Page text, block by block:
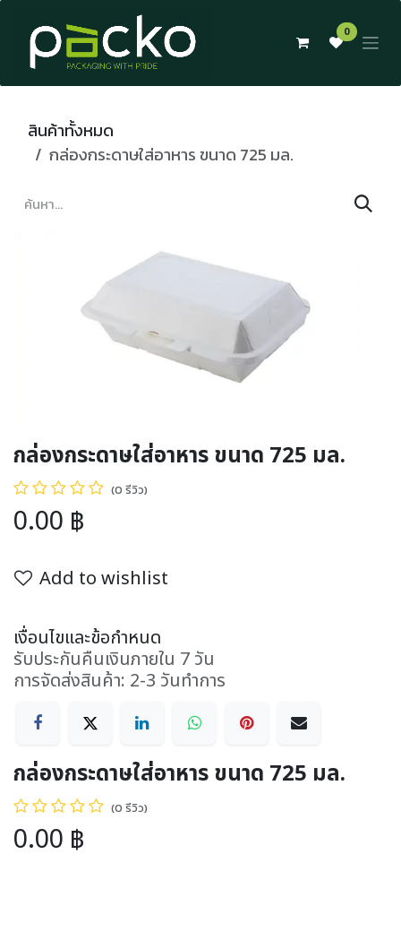
Skip to Content
0
สินค้าทั้งหมด
กล่องกระดาษใส่อาหาร ขนาด 725 มล.
กล่องกระดาษใส่อาหาร ขนาด 725 มล.
(0 รีวิว)
0.00 ฿
Add to wishlist
เงื่อนไขและข้อกำหนด
รับประกันคืนเงินภายใน 7 วัน
การจัดส่งสินค้า: 2-3 วันทำการ
กล่องกระดาษใส่อาหาร ขนาด 725 มล.
(0 รีวิว)
0.00 ฿